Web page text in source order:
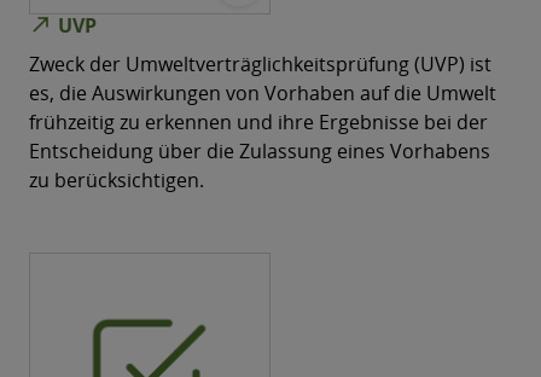
north_east UVP
Zweck der Umweltverträglichkeitsprüfung (UVP) ist
es, die Auswirkungen von Vorhaben auf die Umwelt
frühzeitig zu erkennen und ihre Ergebnisse bei der
Entscheidung über die Zulassung eines Vorhabens
zu berücksichtigen.